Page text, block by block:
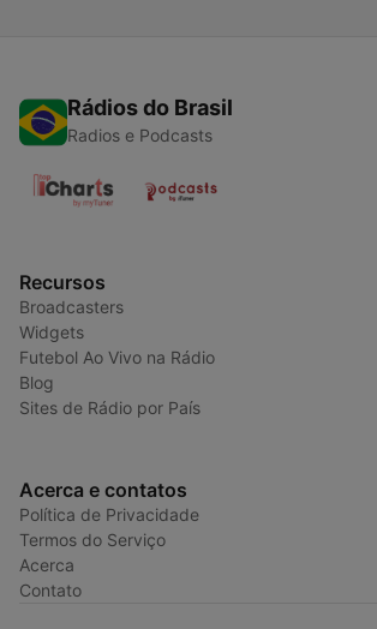
Rádios do Brasil
Radios e Podcasts
Recursos
Broadcasters
Widgets
Futebol Ao Vivo na Rádio
Blog
Sites de Rádio por País
Acerca e contatos
Política de Privacidade
Termos do Serviço
Acerca
Contato